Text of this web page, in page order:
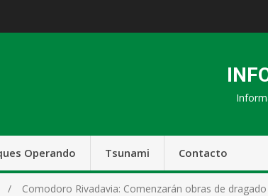
Operando Tsunami Contacto
Comodoro Rivadavia: Comenzarán obras de